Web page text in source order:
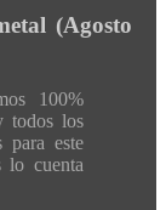
(Agosto
100%
todos los
para este
lo cuenta